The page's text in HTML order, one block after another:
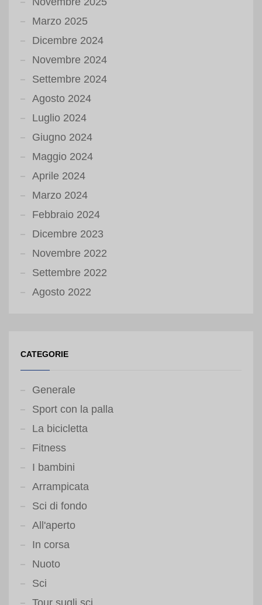
Marzo 2025
Dicembre 2024
Novembre 2024
Settembre 2024
Agosto 2024
Luglio 2024
Giugno 2024
Maggio 2024
Aprile 2024
Marzo 2024
Febbraio 2024
Dicembre 2023
Novembre 2022
Settembre 2022
Agosto 2022
CATEGORIE
Generale
Sport con la palla
La bicicletta
Fitness
I bambini
Arrampicata
Sci di fondo
All'aperto
In corsa
Nuoto
Sci